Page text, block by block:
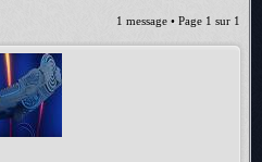
1 message • Page 1 sur 1